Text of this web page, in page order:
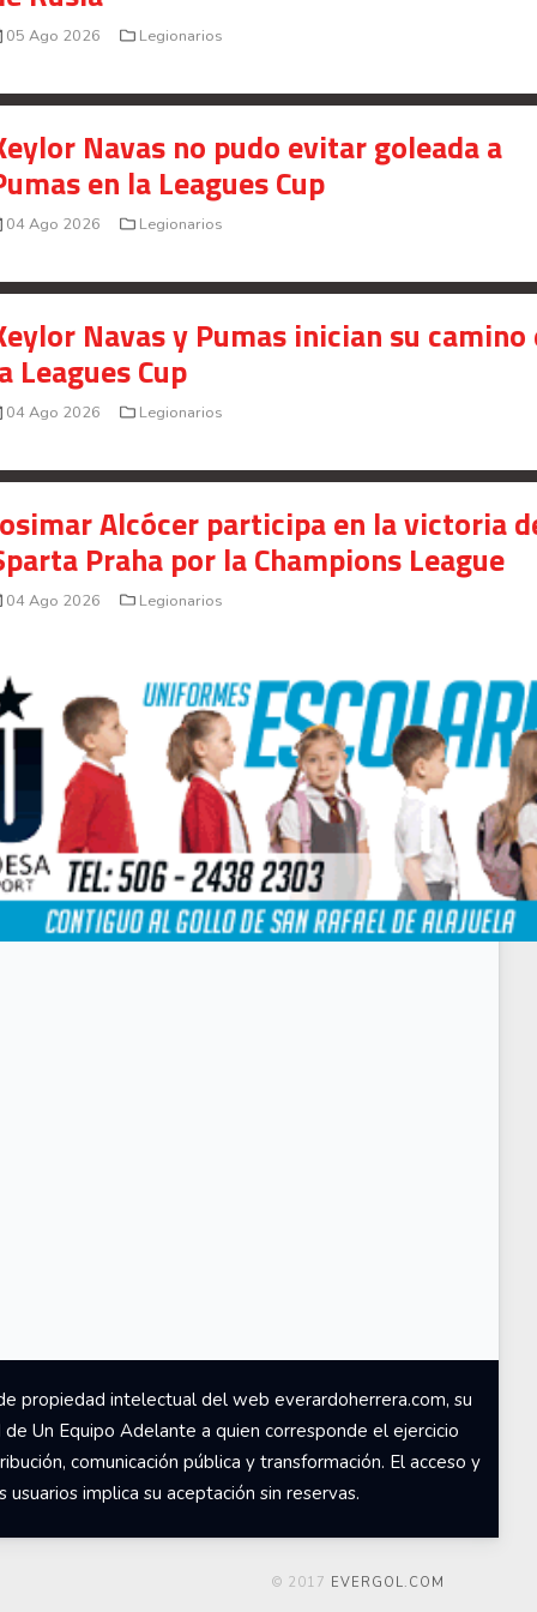
05 Ago 2026 Legionarios
Navas no pudo evitar goleada a
en la Leagues Cup
04 Ago 2026 Legionarios
Navas y Pumas inician su camino
Leagues Cup
04 Ago 2026 Legionarios
Alcócer participa en la victoria
Praha por la Champions League
04 Ago 2026 Legionarios
propiedad intelectual del web everardoherrera.com, su
Un Equipo Adelante a quien corresponde el ejercicio
comunicación pública y transformación. El acceso y
implica su aceptación sin reservas.
© 2017 EVERGOL.COM